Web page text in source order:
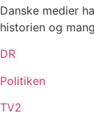
Danske medier
historien og
DR
Politiken
TV2